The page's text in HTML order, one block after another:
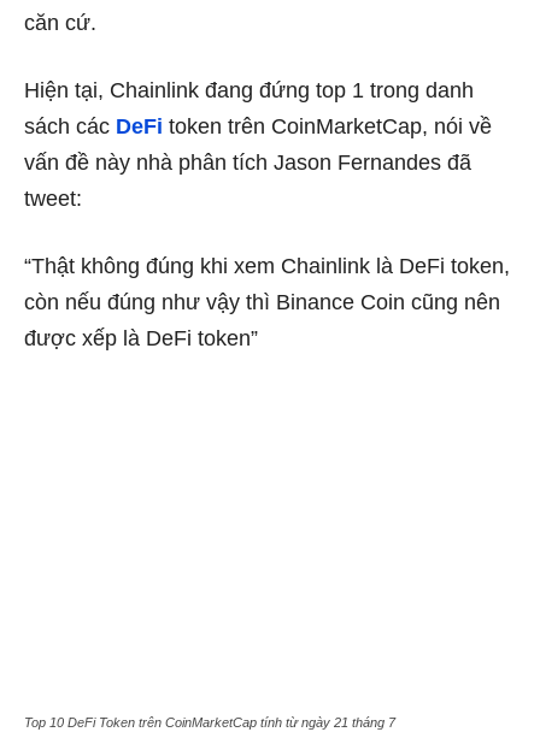
căn cứ.
Hiện tại, Chainlink đang đứng top 1 trong danh
sách các DeFi token trên CoinMarketCap, nói về
vấn đề này nhà phân tích Jason Fernandes đã
tweet:
“Thật không đúng khi xem Chainlink là DeFi token,
còn nếu đúng như vậy thì Binance Coin cũng nên
được xếp là DeFi token”
Top 10 DeFi Token trên CoinMarketCap tính từ ngày 21 tháng 7